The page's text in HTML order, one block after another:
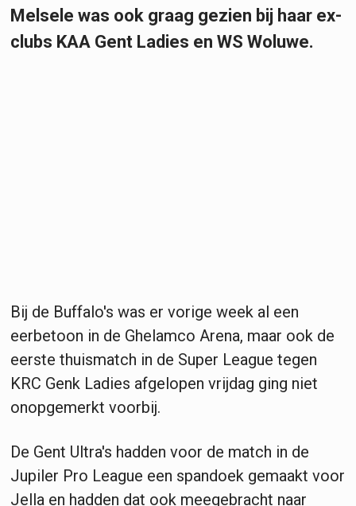
Melsele was ook graag gezien bij haar ex-
clubs KAA Gent Ladies en WS Woluwe.
Bij de Buffalo's was er vorige week al een
eerbetoon in de Ghelamco Arena, maar ook de
eerste thuismatch in de Super League tegen
KRC Genk Ladies afgelopen vrijdag ging niet
onopgemerkt voorbij.
De Gent Ultra's hadden voor de match in de
Jupiler Pro League een spandoek gemaakt voor
Jella en hadden dat ook meegebracht naar